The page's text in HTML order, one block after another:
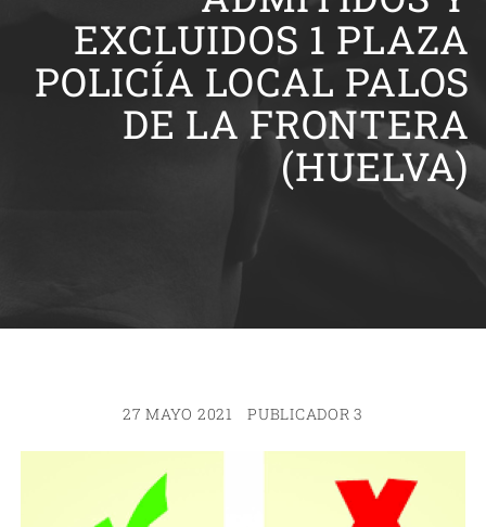
EXCLUIDOS 1 PLAZA
POLICÍA LOCAL PALOS
DE LA FRONTERA
(HUELVA)
27 MAYO 2021 PUBLICADOR 3